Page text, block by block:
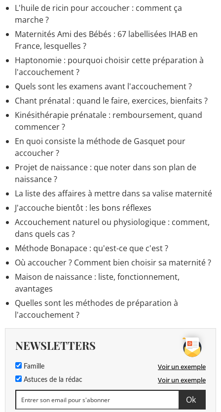
L'huile de ricin pour accoucher : comment ça
marche ?
Maternités Ami des Bébés : 67 labellisées IHAB en
France, lesquelles ?
Haptonomie : pourquoi choisir cette préparation à
l'accouchement ?
Quels sont les examens avant l'accouchement ?
Chant prénatal : quand le faire, exercices, bienfaits ?
Kinésithérapie prénatale : remboursement, quand
commencer ?
En quoi consiste la méthode de Gasquet pour
accoucher ?
Projet de naissance : que noter dans son plan de
naissance ?
La liste des affaires à mettre dans sa valise maternité
J'accouche bientôt : les bons réflexes
Accouchement naturel ou physiologique : comment,
dans quels cas ?
Méthode Bonapace : qu'est-ce que c'est ?
Où accoucher ? Comment bien choisir sa maternité ?
Maison de naissance : liste, fonctionnement,
avantages
Quelles sont les méthodes de préparation à
l'accouchement ?
NEWSLETTERS
Famille Voir un exemple
Astuces de la rédac Voir un exemple